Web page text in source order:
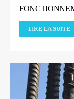
LIRE LA SUITE